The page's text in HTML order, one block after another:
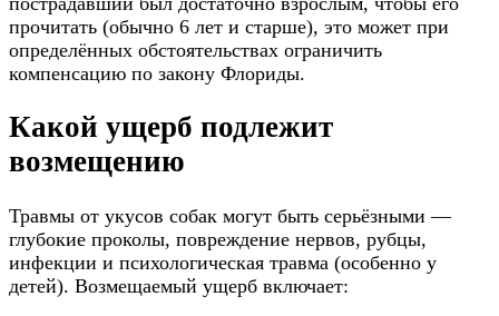
прочитать (обычно 6 лет и старше), это может при
определённых обстоятельствах ограничить
компенсацию по закону Флориды.
Какой ущерб подлежит
возмещению
Травмы от укусов собак могут быть серьёзными —
глубокие проколы, повреждение нервов, рубцы,
инфекции и психологическая травма (особенно у
детей). Возмещаемый ущерб включает: